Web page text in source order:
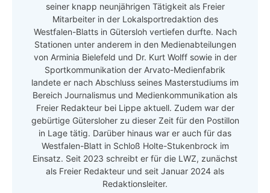
seiner knapp neunjährigen Tätigkeit als Freier
Mitarbeiter in der Lokalsportredaktion des
Westfalen-Blatts in Gütersloh vertiefen durfte. Nach
Stationen unter anderem in den Medienabteilungen
von Arminia Bielefeld und Dr. Kurt Wolff sowie in der
Sportkommunikation der Arvato-Medienfabrik
landete er nach Abschluss seines Masterstudiums im
Bereich Journalismus und Medienkommunikation als
Freier Redakteur bei Lippe aktuell. Zudem war der
gebürtige Gütersloher zu dieser Zeit für den Postillon
in Lage tätig. Darüber hinaus war er auch für das
Westfalen-Blatt in Schloß Holte-Stukenbrock im
Einsatz. Seit 2023 schreibt er für die LWZ, zunächst
als Freier Redakteur und seit Januar 2024 als
Redaktionsleiter.